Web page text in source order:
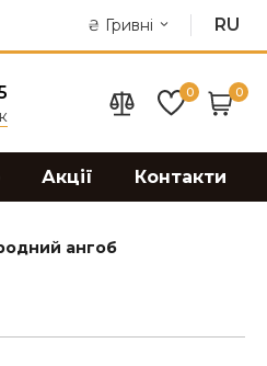
₴ Гривні RU
0 0
Акції Контакти
ангоб